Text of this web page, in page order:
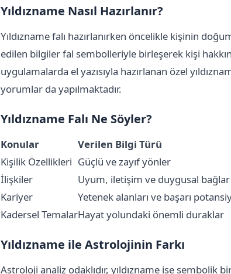
Yıldızname Nasıl Hazırlanır?
Yıldızname falı hazırlanırken öncelikle kişinin
edilen bilgiler fal sembolleriyle birleşerek kişi
uygulamalarda el yazısıyla hazırlanan özel
yorumlar da yapılmaktadır.
Yıldızname Falı Ne Söyler?
Konular
Verilen Bilgi Türü
Kişilik Özellikleri Güçlü ve zayıf yönler
İlişkiler
Uyum, iletişim ve duygusal bağlar
Kariyer
Yetenek alanları ve başarı
Kadersel TemalarHayat yolundaki önemli duraklar
Yıldızname ile Astrolojinin Farkı
Astroloji analiz odaklıdır, yıldızname ise sembolik